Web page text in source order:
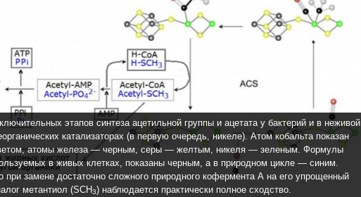
этапов синтеза ацетильной группы и ацетата у бактерий и в неживой
катализаторах (в первую очередь, никеле). Атом кобальта показан
атомы железа — черным, серы — желтым, никеля — зеленым. Формулы
в живых клетках, показаны черным, а в природном цикле — синим.
при замене достаточно сложного природного кофермента А на его упрощенный
метантиол (SCH3) наблюдается практически полное сходство.